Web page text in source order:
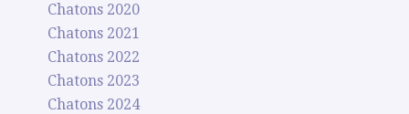
Chatons 2020
Chatons 2021
Chatons 2022
Chatons 2023
Chatons 2024